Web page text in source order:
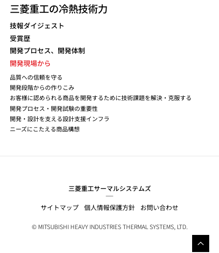
三菱重工の冷熱技術力
技報ダイジェスト
受賞歴
開発プロセス、開発体制
開発現場から
品質への信頼を守る
開発段階からの作りこみ
お客様に認められる商品を開発するために技術課題を解決・克服する
開発プロセス・開発試験の重要性
開発・設計を支える設計支援インフラ
ニーズにこたえる商品構想
三菱重工サーマルシステムズ
サイトマップ 個人情報保護方針 お問い合わせ
© MITSUBISHI HEAVY INDUSTRIES THERMAL SYSTEMS, LTD.